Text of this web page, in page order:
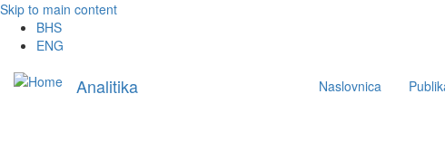
Skip to main content
BHS
ENG
Analitika
Main Naslovnica